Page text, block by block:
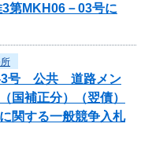
第MKH06－03号に
3号 公共 道路メン
国補正分）（翌債）
関する一般競争入札